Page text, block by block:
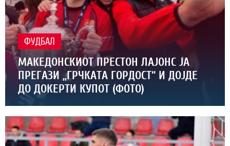
ФУДБАЛ
МАКЕДОНСКИОТ ПРЕСТОН ЛАЈОНС ЈА
ПРЕГАЗИ „ГРЧКАТА ГОРДОСТ“ И ДОЈДЕ
ДО ДОКЕРТИ КУПОТ (ФОТО)